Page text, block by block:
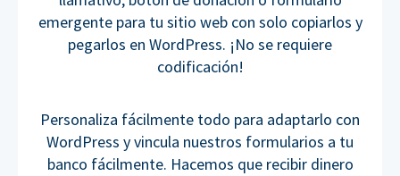
emergente para tu sitio web con solo copiarlos y
pegarlos en WordPress. ¡No se requiere
codificación!
Personaliza fácilmente todo para adaptarlo con
WordPress y vincula nuestros formularios a tu
banco fácilmente. Hacemos que recibir dinero